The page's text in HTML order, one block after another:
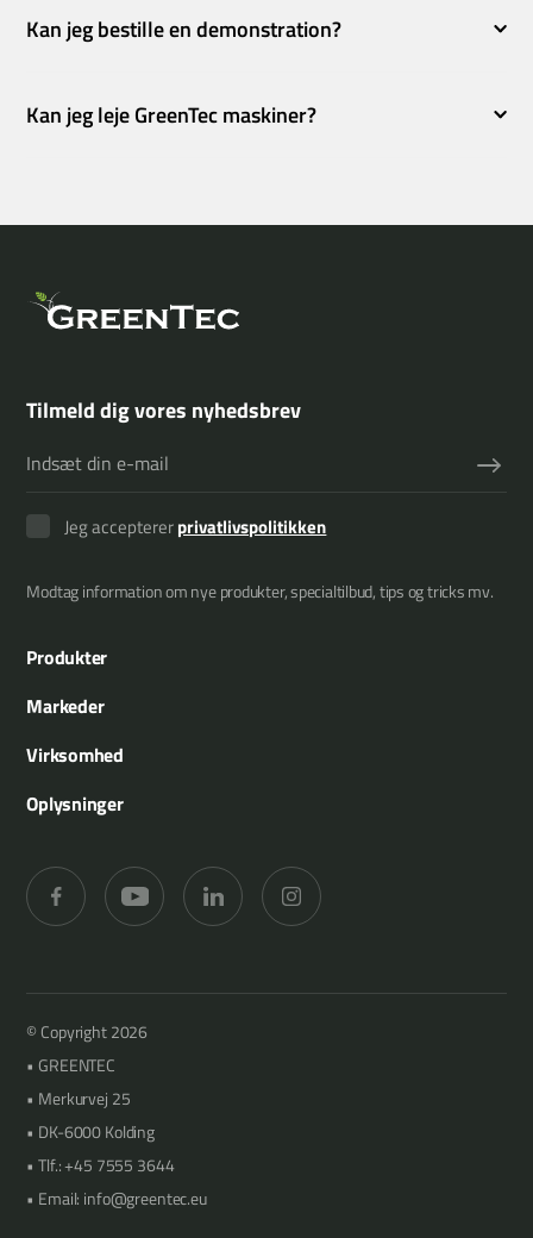
Kan jeg bestille en demonstration?
Kan jeg leje GreenTec maskiner?
Tilmeld dig vores nyhedsbrev
Jeg acceptererprivatlivspolitikken
Modtag information om nye produkter, specialtilbud, tips og tricks mv.
Produkter
Armklippere
Træbeskæring
Hækklipning
Slagleklippere
Markeder
Kommuner
Skovbrug
Frugtplantager
Virksomhed
Om os
Reservedele
Support
Kontakt
Media
Oplysninger
DK-6000 Kolding
+45 7555 3644
© Copyright 2026
GREENTEC
Merkurvej 25
DK-6000 Kolding
Tlf.: +45 7555 3644
Email: info@greentec.eu